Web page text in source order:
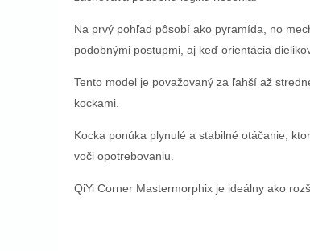
Na prvý pohľad pôsobí ako pyramída, no
podobnými postupmi, aj keď orientácia
Tento model je považovaný za ľahší až
kockami.
Kocka ponúka plynulé a stabilné otáčanie,
voči opotrebovaniu.
QiYi Corner Mastermorphix je ideálny ako